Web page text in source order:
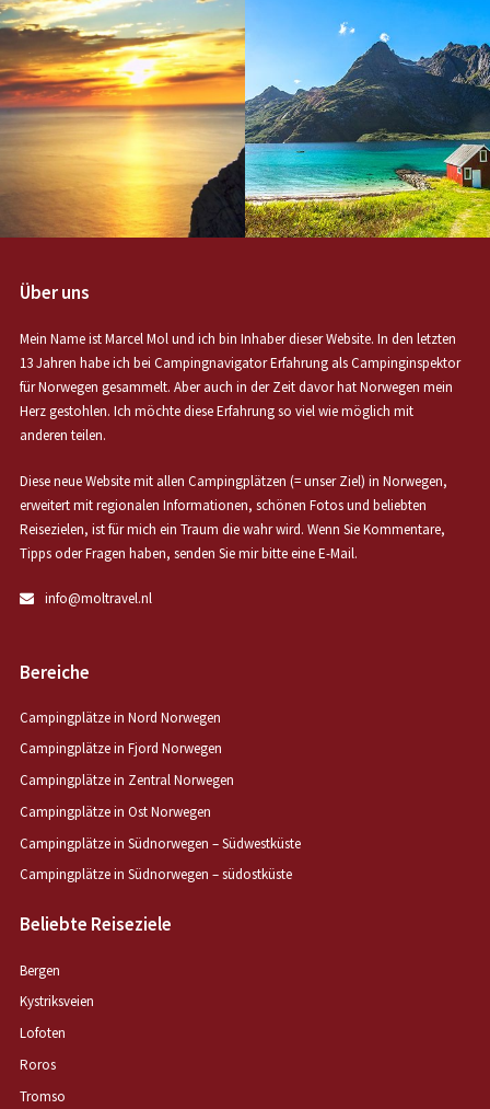
Über uns
Mein Name ist Marcel Mol und ich bin Inhaber dieser Website. In den letzten
13 Jahren habe ich bei Campingnavigator Erfahrung als Campinginspektor
für Norwegen gesammelt. Aber auch in der Zeit davor hat Norwegen mein
Herz gestohlen. Ich möchte diese Erfahrung so viel wie möglich mit
anderen teilen.
Diese neue Website mit allen Campingplätzen (= unser Ziel) in Norwegen,
erweitert mit regionalen Informationen, schönen Fotos und beliebten
Reisezielen, ist für mich ein Traum die wahr wird. Wenn Sie Kommentare,
Tipps oder Fragen haben, senden Sie mir bitte eine E-Mail.
info@moltravel.nl
Bereiche
Campingplätze in Nord Norwegen
Campingplätze in Fjord Norwegen
Campingplätze in Zentral Norwegen
Campingplätze in Ost Norwegen
Campingplätze in Südnorwegen – Südwestküste
Campingplätze in Südnorwegen – südostküste
Beliebte Reiseziele
Bergen
Kystriksveien
Lofoten
Roros
Tromso